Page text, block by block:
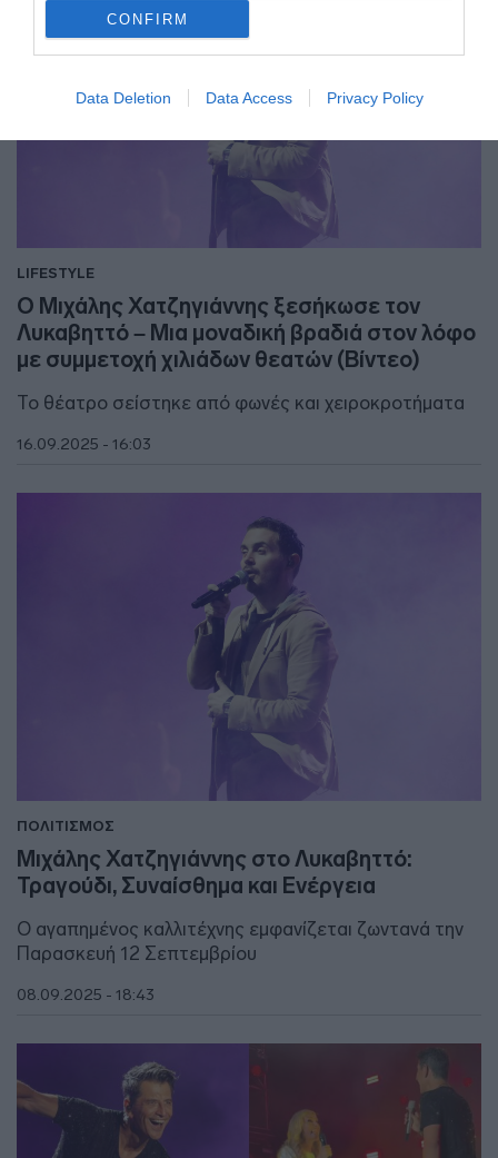
CONFIRM
Data Deletion Data Access Privacy Policy
LIFESTYLE
Ο Μιχάλης Χατζηγιάννης ξεσήκωσε τον
Λυκαβηττό – Μια μοναδική βραδιά στον λόφο
με συμμετοχή χιλιάδων θεατών (Βίντεο)
Το θέατρο σείστηκε από φωνές και χειροκροτήματα
16.09.2025 - 16:03
ΠΟΛΙΤΙΣΜΟΣ
Μιχάλης Χατζηγιάννης στο Λυκαβηττό:
Τραγούδι, Συναίσθημα και Ενέργεια
Ο αγαπημένος καλλιτέχνης εμφανίζεται ζωντανά την
Παρασκευή 12 Σεπτεμβρίου
08.09.2025 - 18:43